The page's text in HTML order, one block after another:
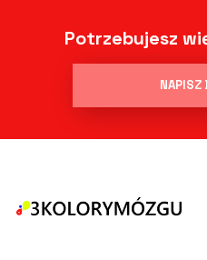
Potrzebujesz
NAPISZ